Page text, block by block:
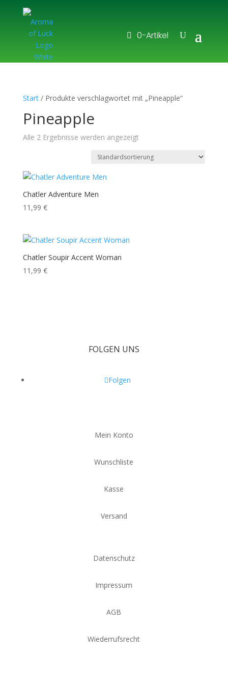
0-Artikel
Start/ Produkte verschlagwortet mit „Pineapple“
Pineapple
Alle 2 Ergebnisse werden angezeigt
Chatler Adventure Men
11,99 €
Chatler Soupir Accent Woman
11,99 €
FOLGEN UNS
Folgen
Mein Konto
Wunschliste
Kasse
Versand
Datenschutz
Impressum
AGB
Wiederrufsrecht